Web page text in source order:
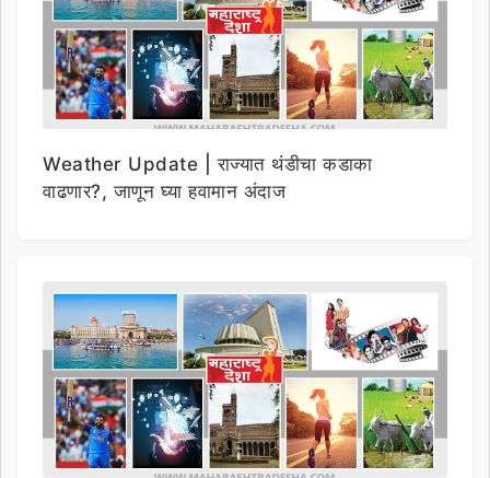
Weather Update | राज्यात थंडीचा कडाका
वाढणार?, जाणून घ्या हवामान अंदाज